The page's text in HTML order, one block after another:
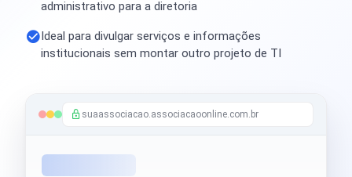
administrativo para a diretoria
Ideal para divulgar serviços e informações
institucionais sem montar outro projeto de TI
suaassociacao.associacaoonline.com.br